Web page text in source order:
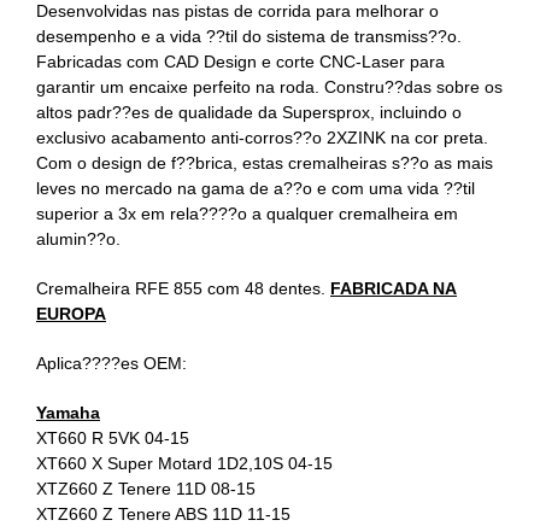
Desenvolvidas nas pistas de corrida para melhorar o
desempenho e a vida ??til do sistema de transmiss??o.
Fabricadas com CAD Design e corte CNC-Laser para
garantir um encaixe perfeito na roda. Constru??das sobre os
altos padr??es de qualidade da Supersprox, incluindo o
exclusivo acabamento anti-corros??o 2XZINK na cor preta.
Com o design de f??brica, estas cremalheiras s??o as mais
leves no mercado na gama de a??o e com uma vida ??til
superior a 3x em rela????o a qualquer cremalheira em
alumin??o.
Cremalheira RFE 855 com 48 dentes. FABRICADA NA
EUROPA
Aplica????es OEM:
Yamaha
XT660 R 5VK 04-15
XT660 X Super Motard 1D2,10S 04-15
XTZ660 Z Tenere 11D 08-15
XTZ660 Z Tenere ABS 11D 11-15